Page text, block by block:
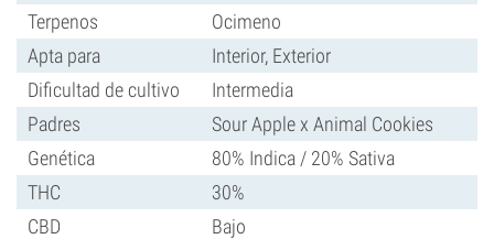
Terpenos
Ocimeno
Apta para
Interior, Exterior
Dificultad de cultivo
Intermedia
Padres
Sour Apple x Animal Cookies
Genética
80% Indica / 20% Sativa
THC
30%
CBD
Bajo